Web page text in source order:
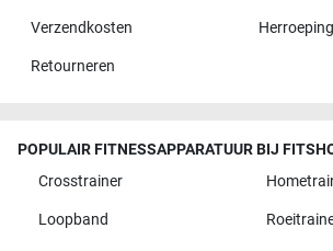
Verzendkosten
Retourneren
POPULAIR FITNESSAPPARATUUR BIJ
Crosstrainer
Loopband